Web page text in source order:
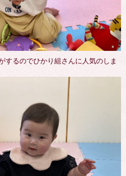
するのでひかり組さんに人気のしま